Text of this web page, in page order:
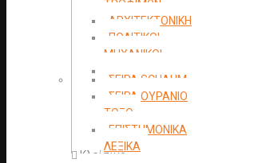
ΤΡΟΦΙΜΩΝ
ΑΡΧΙΤΕΚΤΟΝΙΚΗ
ΠΟΛΙΤΙΚΟΙ
ΜΗΧΑΝΙΚΟΙ
ΣΕΙΡΑ SCHAUM
ΣΕΙΡΑ ΟΥΡΑΝΙΟ
ΤΟΞΟ
ΕΠΙΣΤΗΜΟΝΙΚΑ
ΛΕΞΙΚΑ
Κλείσιμο